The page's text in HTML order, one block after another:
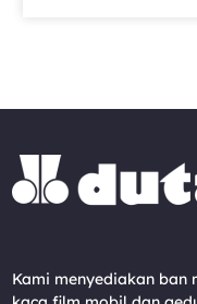
Kami menyediakan ban